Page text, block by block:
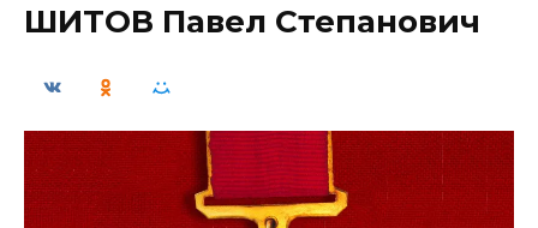
ШИТОВ Павел Степанович